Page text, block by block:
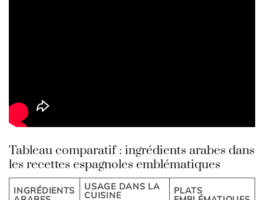
Tableau comparatif : ingrédients arabes dans
les recettes espagnoles emblématiques
INGRÉDIENTS
USAGE DANS LA
CUISINE
PLATS